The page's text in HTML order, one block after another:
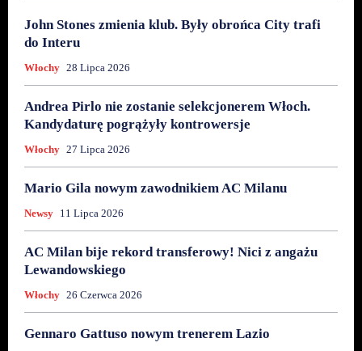
John Stones zmienia klub. Były obrońca City trafi
do Interu
Włochy 28 Lipca 2026
Andrea Pirlo nie zostanie selekcjonerem Włoch.
Kandydaturę pogrążyły kontrowersje
Włochy 27 Lipca 2026
Mario Gila nowym zawodnikiem AC Milanu
Newsy 11 Lipca 2026
AC Milan bije rekord transferowy! Nici z angażu
Lewandowskiego
Włochy 26 Czerwca 2026
Gennaro Gattuso nowym trenerem Lazio